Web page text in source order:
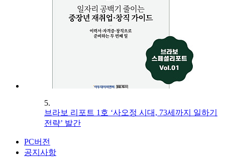
5.
브라보 리포트 1호 ‘사오정 시대, 73세까지 일하기
전략’ 발간
PC버전
공지사항